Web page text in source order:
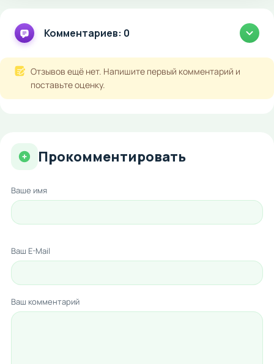
Комментариев: 0
Отзывов ещё нет. Напишите первый комментарий и
поставьте оценку.
Прокомментировать
Ваше имя
Ваш E-Mail
Ваш комментарий